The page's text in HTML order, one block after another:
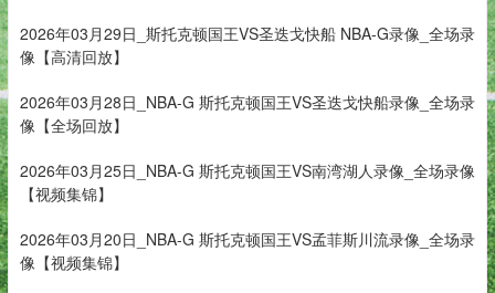
2026年03月29日_斯托克顿国王VS圣迭戈快船 NBA-G录像_全场录
像【高清回放】
2026年03月28日_NBA-G 斯托克顿国王VS圣迭戈快船录像_全场录
像【全场回放】
2026年03月25日_NBA-G 斯托克顿国王VS南湾湖人录像_全场录像
【视频集锦】
2026年03月20日_NBA-G 斯托克顿国王VS孟菲斯川流录像_全场录
像【视频集锦】